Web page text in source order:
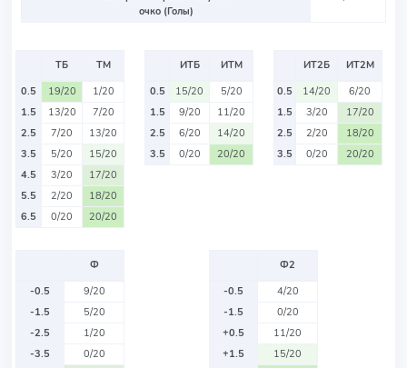
очко (Голы)
ТБ
ТМ
0.5
19/20
1/20
1.5
13/20
7/20
2.5
7/20
13/20
3.5
5/20
15/20
4.5
3/20
17/20
5.5
2/20
18/20
6.5
0/20 20/20
ИТБ
ИТМ
0.5
15/20
5/20
1.5
9/20
11/20
2.5
6/20
14/20
3.5
0/20 20/20
ИТ2Б
ИТ2М
0.5
14/20
6/20
1.5
3/20
17/20
2.5
2/20
18/20
3.5
0/20 20/20
Ф
-0.5
9/20
-1.5
5/20
-2.5
1/20
-3.5
0/20
Ф2
-0.5
4/20
-1.5
0/20
+0.5
11/20
+1.5
15/20